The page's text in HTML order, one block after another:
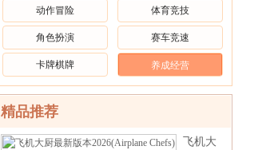
动作冒险 体育竞技
角色扮演 赛车竞速
卡牌棋牌 养成经营
精品推荐
飞机大